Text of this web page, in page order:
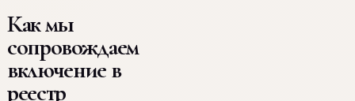
Как мы
сопровождаем
включение в
реестр